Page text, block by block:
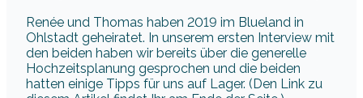
Renée und Thomas haben 2019 im Blueland in
Ohlstadt geheiratet. In unserem ersten Interview mit
den beiden haben wir bereits über die generelle
Hochzeitsplanung gesprochen und die beiden
hatten einige Tipps für uns auf Lager. (Den Link zu